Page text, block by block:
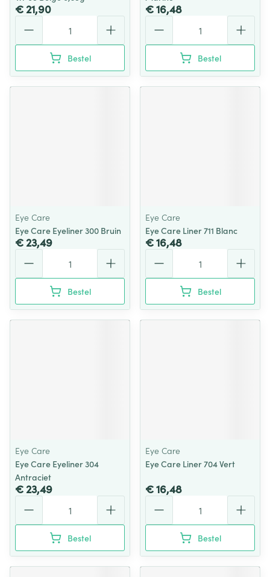
€ 21,90
Bestel
€ 16,48
Bestel
Eye Care
Eye Care Eyeliner 300 Bruin
€ 23,49
Bestel
Eye Care
Eye Care Liner 711 Blanc
€ 16,48
Bestel
Eye Care
Eye Care Eyeliner 304
Antraciet
€ 23,49
Bestel
Eye Care
Eye Care Liner 704 Vert
€ 16,48
Bestel